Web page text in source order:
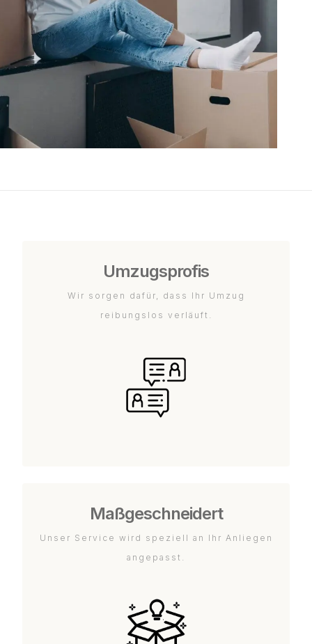
Umzugsprofis
Wir sorgen dafür, dass Ihr Umzug
reibungslos verläuft.
Maßgeschneidert
Unser Service wird speziell an Ihr Anliegen
angepasst.